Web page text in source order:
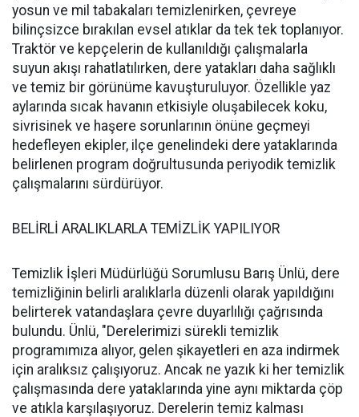
yosun ve mil tabakaları temizlenirken, çevreye
bilinçsizce bırakılan evsel atıklar da tek tek toplanıyor.
Traktör ve kepçelerin de kullanıldığı çalışmalarla
suyun akışı rahatlatılırken, dere yatakları daha sağlıklı
ve temiz bir görünüme kavuşturuluyor. Özellikle yaz
aylarında sıcak havanın etkisiyle oluşabilecek koku,
sivrisinek ve haşere sorunlarının önüne geçmeyi
hedefleyen ekipler, ilçe genelindeki dere yataklarında
belirlenen program doğrultusunda periyodik temizlik
çalışmalarını sürdürüyor.
BELİRLİ ARALIKLARLA TEMİZLİK YAPILIYOR
Temizlik İşleri Müdürlüğü Sorumlusu Barış Ünlü, dere
temizliğinin belirli aralıklarla düzenli olarak yapıldığını
belirterek vatandaşlara çevre duyarlılığı çağrısında
bulundu. Ünlü, "Derelerimizi sürekli temizlik
programımıza alıyor, gelen şikayetleri en aza indirmek
için aralıksız çalışıyoruz. Ancak ne yazık ki her temizlik
çalışmasında dere yataklarında yine aynı miktarda çöp
ve atıkla karşılaşıyoruz. Derelerin temiz kalması